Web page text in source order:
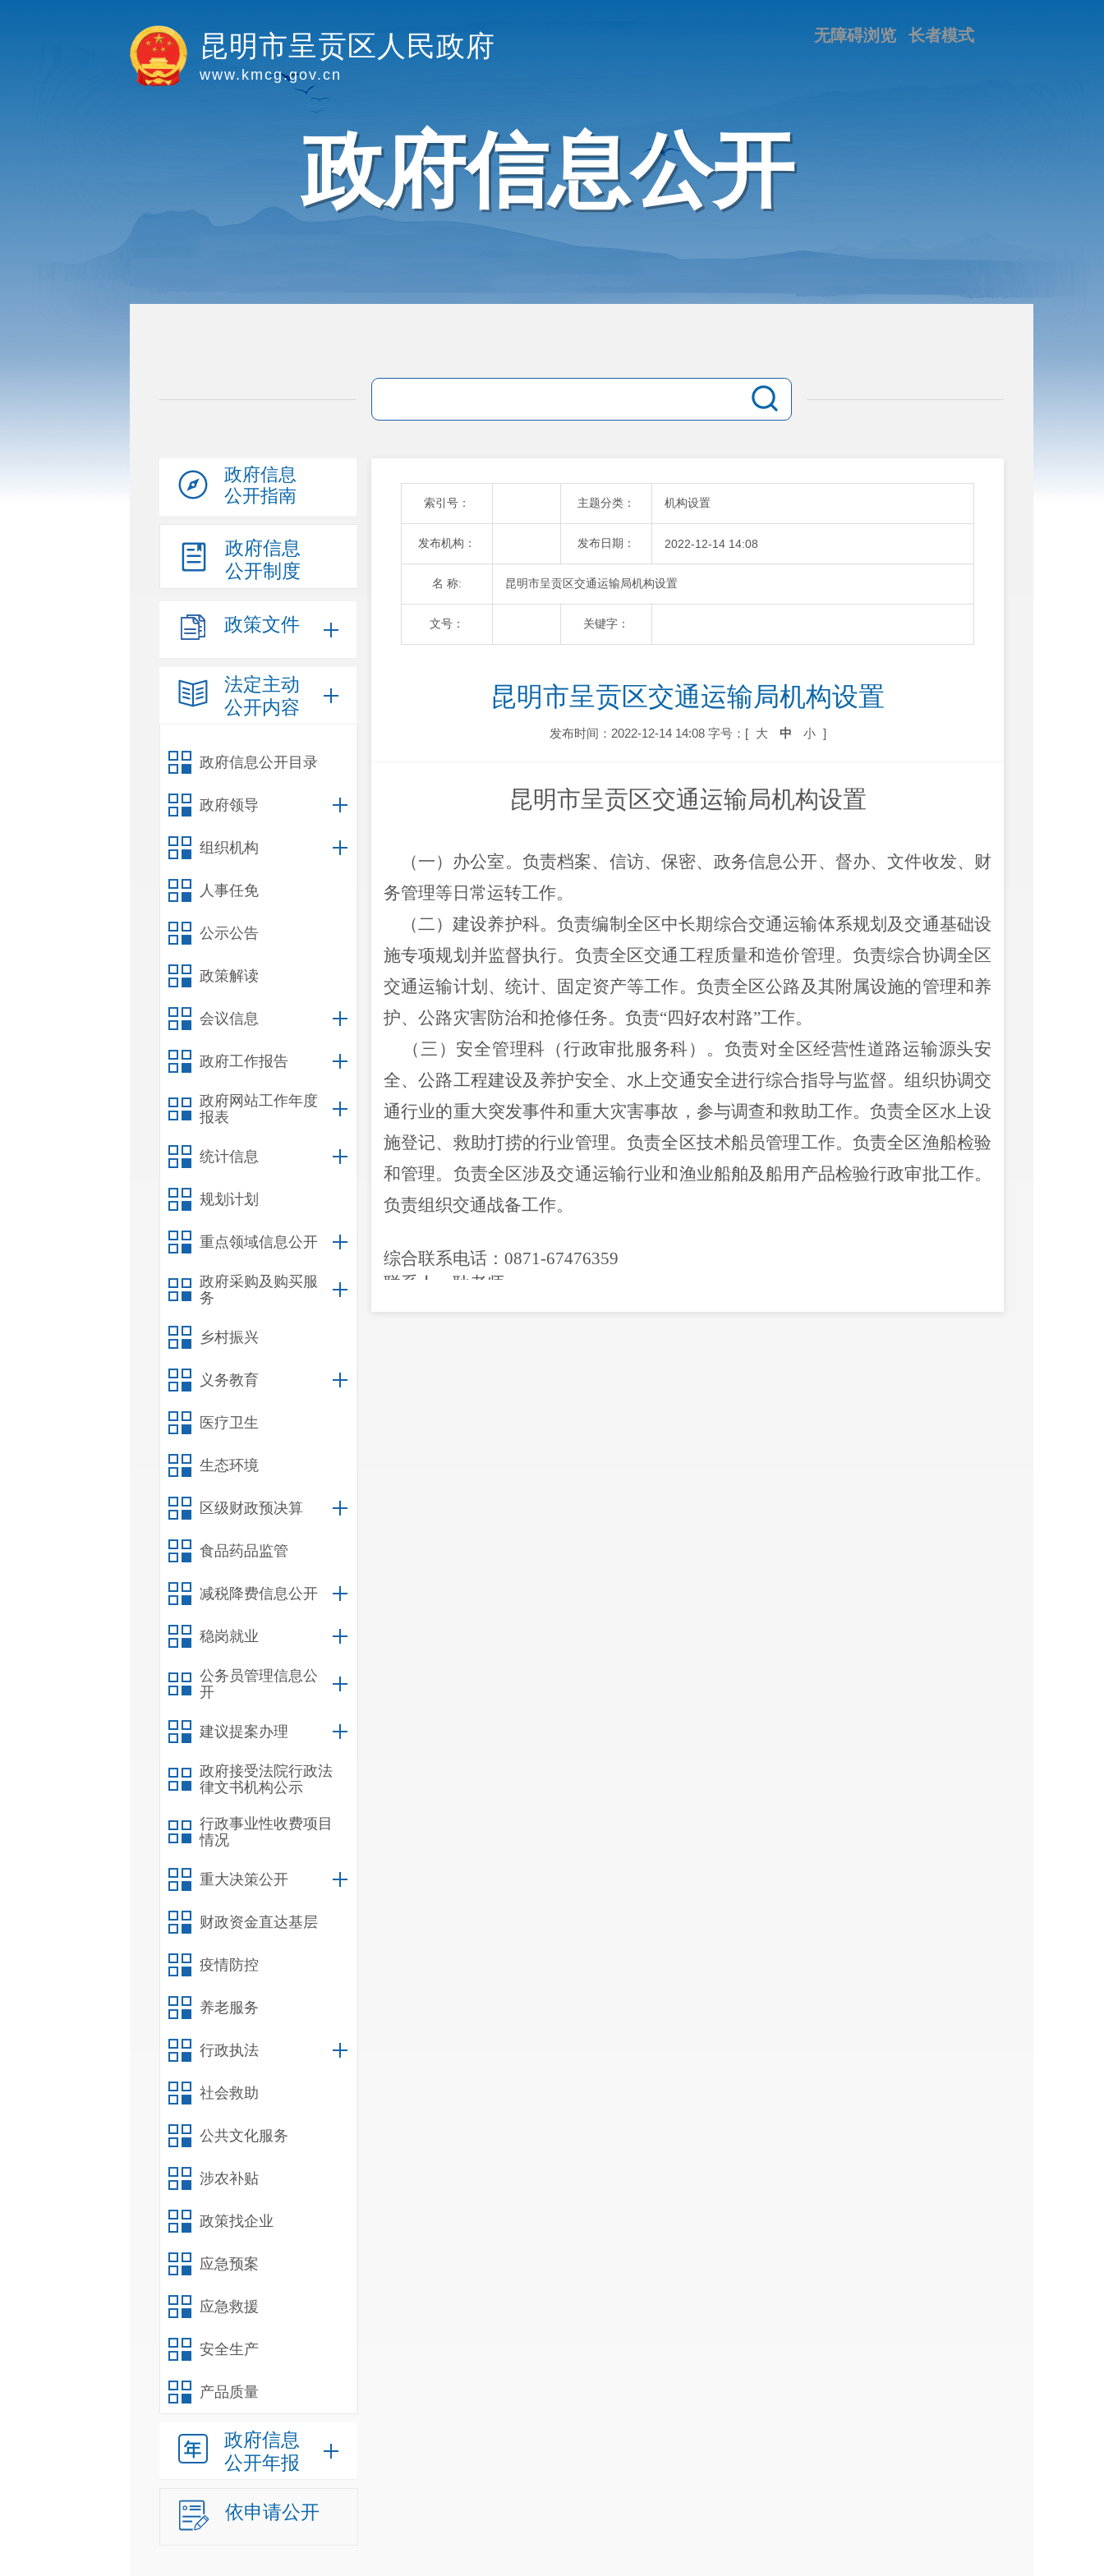
昆明市呈贡区人民政府
www.kmcg.gov.cn
长者模式
无障碍浏览
政府信息公开
政府信息
公开指南
政府信息
公开制度
政策文件
法定主动
公开内容
政府信息公开目录
政府领导
组织机构
人事任免
公示公告
政策解读
会议信息
政府工作报告
政府网站工作年度
报表
统计信息
规划计划
重点领域信息公开
政府采购及购买服
务
乡村振兴
义务教育
医疗卫生
生态环境
区级财政预决算
食品药品监管
减税降费信息公开
稳岗就业
公务员管理信息公
开
建议提案办理
政府接受法院行政法
律文书机构公示
行政事业性收费项目
情况
重大决策公开
财政资金直达基层
疫情防控
养老服务
行政执法
社会救助
公共文化服务
涉农补贴
政策找企业
应急预案
应急救援
安全生产
产品质量
政府信息
公开年报
依申请公开
索引号： 主题分类： 机构设置
发布机构： 发布日期： 2022-12-14 14:08
名 称: 昆明市呈贡区交通运输局机构设置
文号： 关键字：
昆明市呈贡区交通运输局机构设置
发布时间：2022-12-14 14:08 字号：[ 大 中 小 ]
昆明市呈贡区交通运输局机构设置
（一）办公室。负责档案、信访、保密、政务信息公开、督办、文件收发、财
务管理等日常运转工作。
（二）建设养护科。负责编制全区中长期综合交通运输体系规划及交通基础设
施专项规划并监督执行。负责全区交通工程质量和造价管理。负责综合协调全区
交通运输计划、统计、固定资产等工作。负责全区公路及其附属设施的管理和养
护、公路灾害防治和抢修任务。负责“四好农村路”工作。
（三）安全管理科（行政审批服务科）。负责对全区经营性道路运输源头安
全、公路工程建设及养护安全、水上交通安全进行综合指导与监督。组织协调交
通行业的重大突发事件和重大灾害事故，参与调查和救助工作。负责全区水上设
施登记、救助打捞的行业管理。负责全区技术船员管理工作。负责全区渔船检验
和管理。负责全区涉及交通运输行业和渔业船舶及船用产品检验行政审批工作。
负责组织交通战备工作。
综合联系电话：0871-67476359
联系人：耿老师
办公时间：工作日9：00-12：00 13：00-17：00